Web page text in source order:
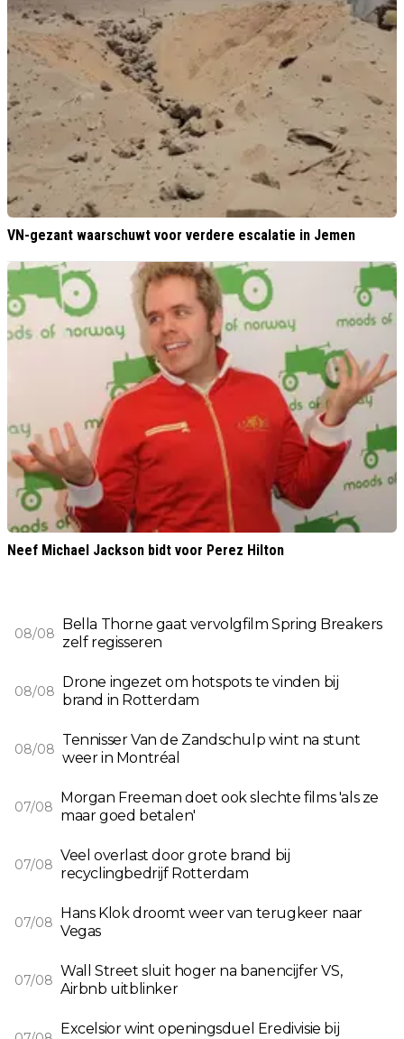
VN-gezant waarschuwt voor verdere escalatie in Jemen
Neef Michael Jackson bidt voor Perez Hilton
08/08
Bella Thorne gaat vervolgfilm Spring Breakers
zelf regisseren
08/08
Drone ingezet om hotspots te vinden bij
brand in Rotterdam
08/08
Tennisser Van de Zandschulp wint na stunt
weer in Montréal
07/08
Morgan Freeman doet ook slechte films 'als ze
maar goed betalen'
07/08
Veel overlast door grote brand bij
recyclingbedrijf Rotterdam
07/08
Hans Klok droomt weer van terugkeer naar
Vegas
07/08
Wall Street sluit hoger na banencijfer VS,
Airbnb uitblinker
Excelsior wint openingsduel Eredivisie bij